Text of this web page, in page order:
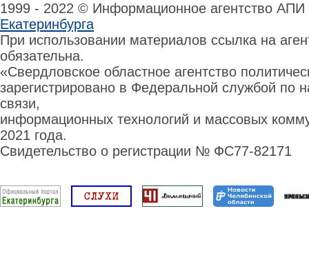
1999 - 2022 © Информационное агентство
Екатеринбурга
При использовании материалов ссылка на
обязательна.
«Свердловское областное агентство
зарегистрировано в Федеральной службой по
связи,
информационных технологий и массовых
2021 года.
Свидетельство о регистрации № ФС77-82171